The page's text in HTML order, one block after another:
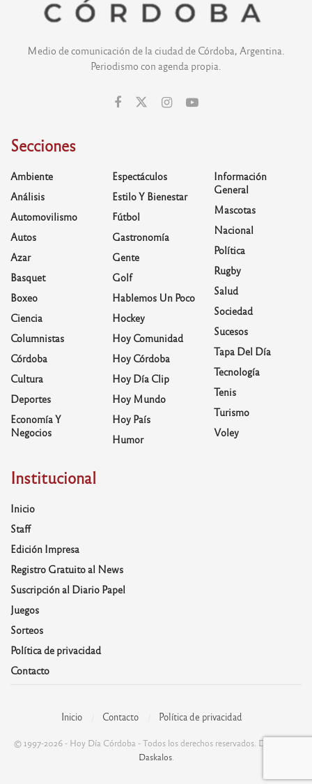
Medio de comunicación de la ciudad de Córdoba, Argentina.
Periodismo con agenda propia.
Secciones
Ambiente
Análisis
Automovilismo
Autos
Azar
Basquet
Boxeo
Ciencia
Columnistas
Córdoba
Cultura
Deportes
Economía Y
Negocios
Espectáculos
Estilo Y Bienestar
Fútbol
Gastronomía
Gente
Golf
Hablemos Un Poco
Hockey
Hoy Comunidad
Hoy Córdoba
Hoy Día Clip
Hoy Mundo
Hoy País
Humor
Información
General
Mascotas
Nacional
Política
Rugby
Salud
Sociedad
Sucesos
Tapa Del Día
Tecnología
Tenis
Turismo
Voley
Institucional
Inicio
Staff
Edición Impresa
Registro Gratuito al News
Suscripción al Diario Papel
Juegos
Sorteos
Política de privacidad
Contacto
Inicio Contacto Política de privacidad
© 1997-2026 - Hoy Día Córdoba - Todos los derechos reservados. Desarrolla:
Daskalos.